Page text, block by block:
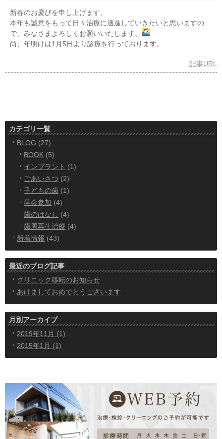
新春のお慶びを申し上げます。
本年も誠意をもって日々治療に邁進していきたいと思いますの
で、みなさまよろしくお願いいたします。
尚、年明けは1月5日より診療を行っております。
記事URL
カテゴリ一覧
BLOG (27)
BOOK (5)
インプラント (1)
ごあいさつ (2)
子どもの歯 (1)
学会参加 (4)
歯のはなし (4)
歯周再生治療 (4)
新着情報 (43)
最近のブログ記事
クリニック移転のお知らせ
あけましておめでとうございます
月別アーカイブ
2019年11月 (1)
2015年1月 (1)